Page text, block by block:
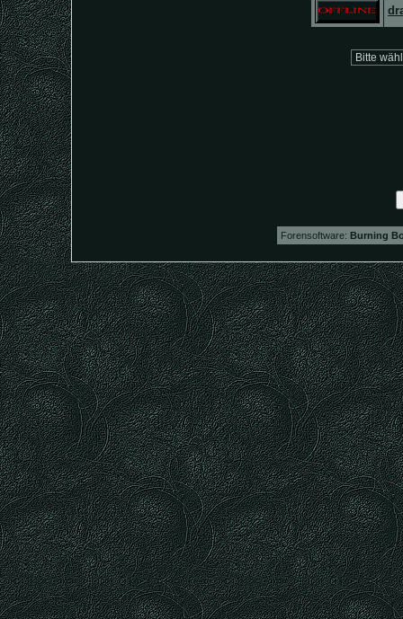
Forensoftware: Burning